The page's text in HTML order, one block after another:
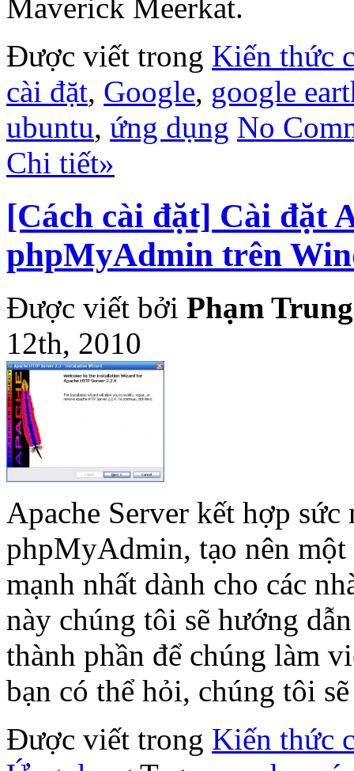
Maverick Meerkat.
Được viết trong Kiến thức
cài đặt, Google, google
ubuntu, ứng dụng No
Chi tiết»
[Cách cài đặt] Cài đặt
phpMyAdmin trên
Được viết bởi Phạm
12th, 2010
Apache Server kết hợp
phpMyAdmin, tạo nên
mạnh nhất dành cho các
này chúng tôi sẽ hướng
thành phần để chúng làm
bạn có thể hỏi, chúng tôi
Được viết trong Kiến thức